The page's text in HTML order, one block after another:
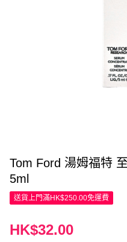
Tom Ford 湯姆福特
5ml
送貨上門滿HK$250.00免運費
HK$32.00